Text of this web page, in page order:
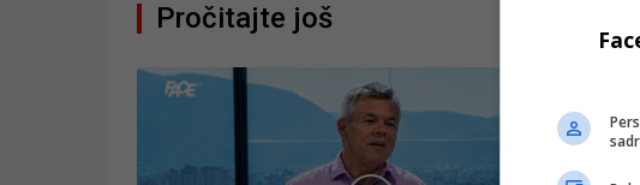
Pročitajte još